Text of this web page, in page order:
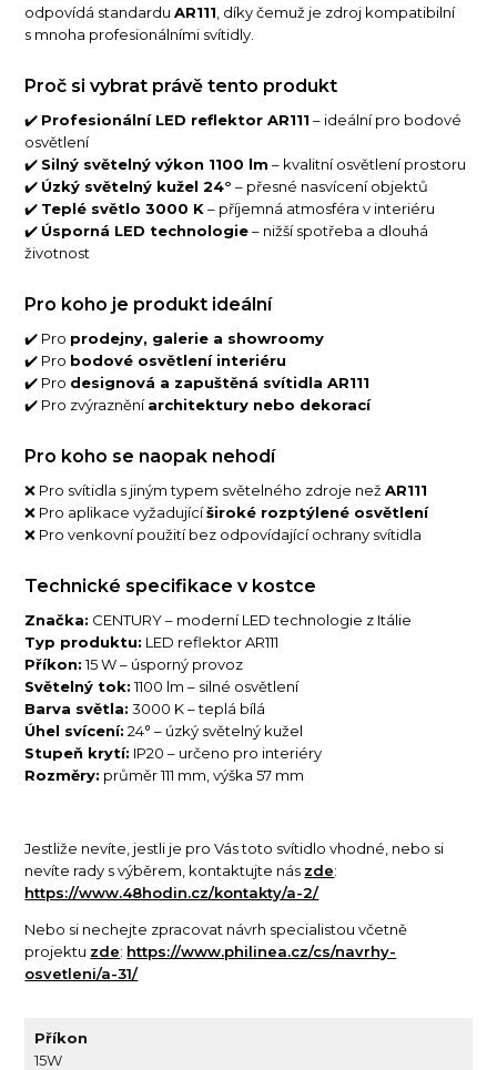
odpovídá standarduAR111 , díky čemuž je zdroj kompatibilní
s mnoha profesionálními svítidly.
Proč si vybrat právě tento produkt
✔️ Profesionální LED reflektor AR111 – ideální pro bodové
osvětlení
✔️ Silný světelný výkon 1100 lm – kvalitní osvětlení prostoru
✔️ Úzký světelný kužel 24° – přesné nasvícení objektů
✔️ Teplé světlo 3000 K – příjemná atmosféra v interiéru
✔️ Úsporná LED technologie– nižší spotřeba a dlouhá
životnost
Pro koho je produkt ideální
✔️ Pro prodejny, galerie a showroomy
✔️ Pro bodové osvětlení interiéru
✔️ Pro designová a zapuštěná svítidla AR111
✔️ Pro zvýrazněníarchitektury nebo dekorací
Pro koho se naopak nehodí
❌ Pro svítidla s jiným typem světelného zdroje nežAR111
❌ Pro aplikace vyžadujícíširoké rozptýlené osvětlení
❌ Pro venkovní použití bez odpovídající ochrany svítidla
Technické specifikace v kostce
Značka: CENTURY – moderní LED technologie z Itálie
Typ produktu: LED reflektor AR111
Příkon:15 W – úsporný provoz
Světelný tok:1100 lm – silné osvětlení
Barva světla: 3000 K – teplá bílá
Úhel svícení: 24° – úzký světelný kužel
Stupeň krytí: IP20 – určeno pro interiéry
Rozměry: průměr 111 mm, výška 57 mm
Jestliže nevíte, jestli je pro Vás toto svítidlo vhodné, nebo si
nevíte rady s výběrem, kontaktujte nás zde:
https://www.48hodin.cz/kontakty/a-2/
Nebo si nechejte zpracovat návrh specialistou včetně
projektu zde: https://www.philinea.cz/cs/navrhy-
osvetleni/a-31/
Příkon
15W